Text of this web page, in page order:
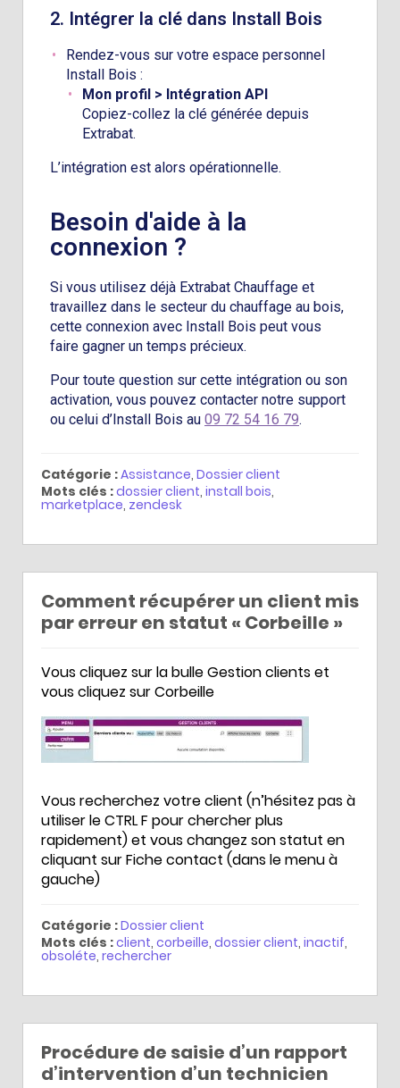
2. Intégrer la clé dans Install Bois
Rendez-vous sur votre espace personnel
Install Bois :
Mon profil > Intégration API
Copiez-collez la clé générée depuis
Extrabat.
L’intégration est alors opérationnelle.
Besoin d'aide à la
connexion ?
Si vous utilisez déjà Extrabat Chauffage et
travaillez dans le secteur du chauffage au bois,
cette connexion avec Install Bois peut vous
faire gagner un temps précieux.
Pour toute question sur cette intégration ou son
activation, vous pouvez contacter notre support
ou celui d’Install Bois au 09 72 54 16 79.
Catégorie :Assistance, Dossier client
Mots clés :dossier client, install bois,
marketplace, zendesk
Comment récupérer un client mis
par erreur en statut « Corbeille »
Vous cliquez sur la bulle Gestion clients et
vous cliquez sur Corbeille
Vous recherchez votre client (n’hésitez pas à
utiliser le CTRL F pour chercher plus
rapidement) et vous changez son statut en
cliquant sur Fiche contact (dans le menu à
gauche)
Catégorie :Dossier client
Mots clés :client, corbeille, dossier client, inactif,
obsoléte, rechercher
Procédure de saisie d’un rapport
d’intervention d’un technicien